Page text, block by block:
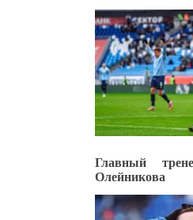
Главный
Олейникова